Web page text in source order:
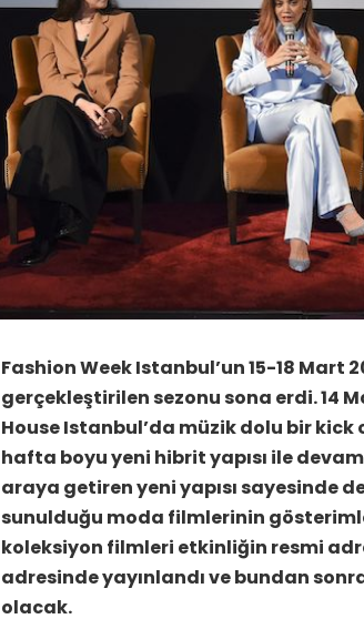
Fashion Week Istanbul’un 15-18 Mart
gerçekleştirilen sezonu sona erdi. 14
House Istanbul’da müzik dolu bir
hafta boyu yeni hibrit yapısı ile
araya getiren yeni yapısı sayesinde
sunulduğu moda filmlerinin
koleksiyon filmleri etkinliğin resmi
adresinde yayınlandı ve bundan
olacak.